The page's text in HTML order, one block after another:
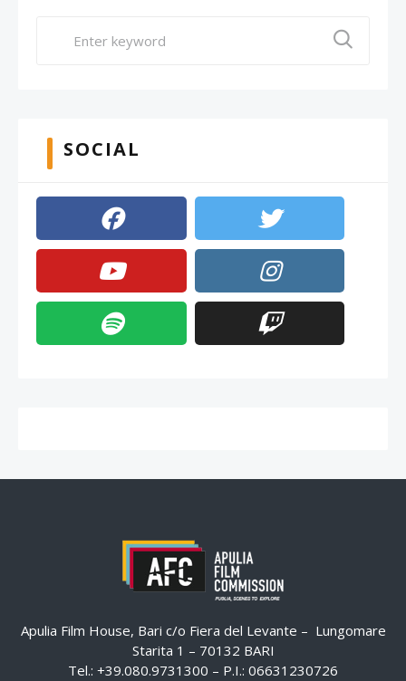
SOCIAL
Apulia Film House, Bari c/o Fiera del Levante – Lungomare
Starita 1 – 70132 BARI
Tel.: +39.080.9731300 – P.I.: 06631230726